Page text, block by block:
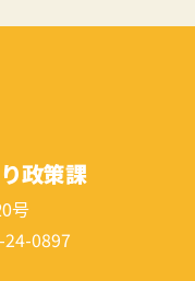
政策課
号
0897